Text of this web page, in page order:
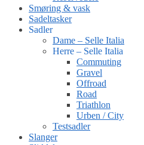
Smøring & vask
Sadeltasker
Sadler
Dame – Selle Italia
Herre – Selle Italia
Commuting
Gravel
Offroad
Road
Triathlon
Urben / City
Testsadler
Slanger